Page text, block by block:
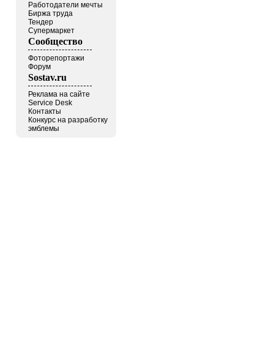
Работодатели мечты
Биржа труда
Тендер
Супермаркет
Сообщество
Фоторепортажи
Форум
Sostav.ru
Реклама на сайте
Service Desk
Контакты
Конкурс на разработку
эмблемы